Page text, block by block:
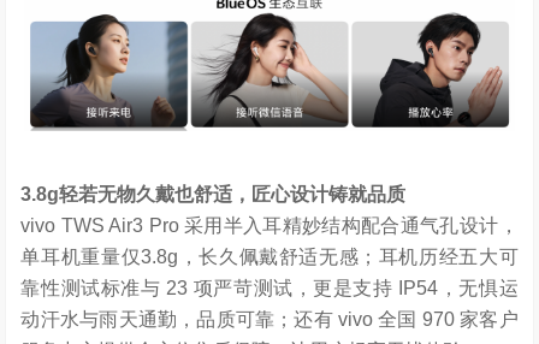
3.8g轻若无物久戴也舒适，匠心设计铸就品质
vivo TWS Air3 Pro 采用半入耳精妙结构配合通气孔设计，
单耳机重量仅3.8g，长久佩戴舒适无感；耳机历经五大可
靠性测试标准与 23 项严苛测试，更是支持 IP54，无惧运
动汗水与雨天通勤，品质可靠；还有 vivo 全国 970 家客户